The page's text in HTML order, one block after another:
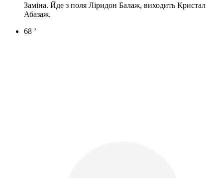
Заміна. Йде з поля Ліридон Балаж, виходить Кристал
Абазаж.
68 ’